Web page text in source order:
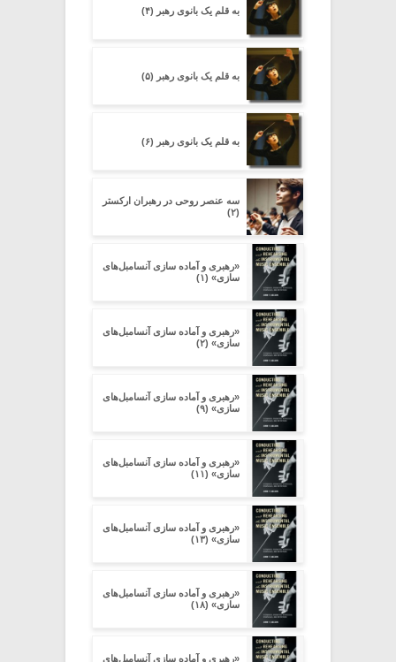
به قلم یک بانوی رهبر (۴)
به قلم یک بانوی رهبر (۵)
به قلم یک بانوی رهبر (۶)
سه عنصر روحی در رهبران ارکستر
(۲)
«رهبری و آماده سازی آنسامبل‌های
سازی» (۱)
«رهبری و آماده سازی آنسامبل‌های
سازی» (۲)
«رهبری و آماده سازی آنسامبل‌های
سازی» (۹)
«رهبری و آماده سازی آنسامبل‌های
سازی» (۱۱)
«رهبری و آماده سازی آنسامبل‌های
سازی» (۱۳)
«رهبری و آماده سازی آنسامبل‌های
سازی» (۱۸)
«رهبری و آماده سازی آنسامبل‌های